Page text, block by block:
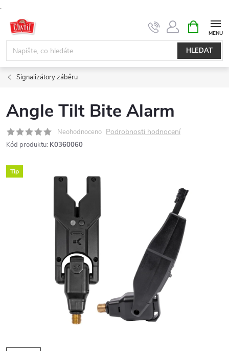
.
obsah
HLEDAT
NÁKUPNÍ
KOŠÍK
Signalizátory záběru
Angle Tilt Bite Alarm
Neohodnoceno Podrobnosti hodnocení
Kód produktu: K0360060
Tip